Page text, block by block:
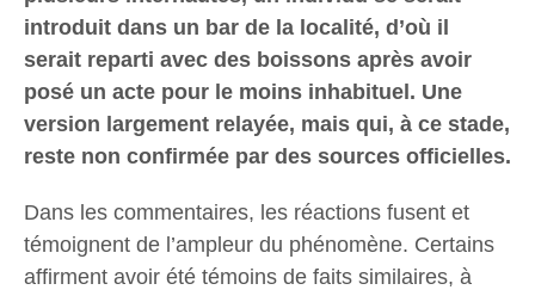
introduit dans un bar de la localité, d’où il
serait reparti avec des boissons après avoir
posé un acte pour le moins inhabituel. Une
version largement relayée, mais qui, à ce stade,
reste non confirmée par des sources officielles.
Dans les commentaires, les réactions fusent et
témoignent de l’ampleur du phénomène. Certains
affirment avoir été témoins de faits similaires, à